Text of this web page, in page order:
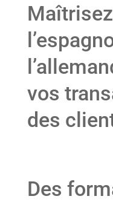
vos
des
Des